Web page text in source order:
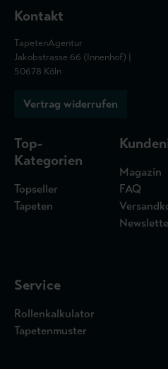
Kontakt
TapetenAgentur
Jakobstrasse 66 (Innenhof) |
50678 Köln
Vertrag widerrufen
Top-
Kategorien
Topseller
Tapeten
Magazin
FAQ
Service
Rollenkalkulator
Tapetenmuster